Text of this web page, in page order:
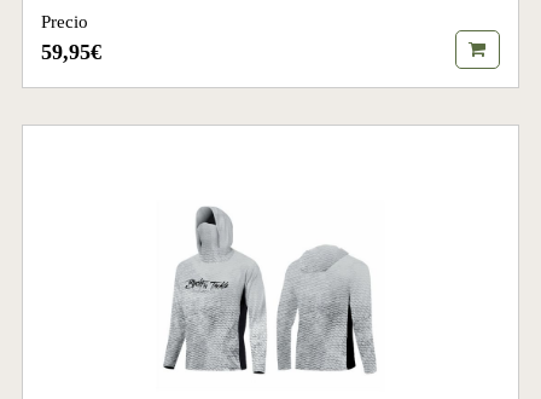
Precio
59,95€